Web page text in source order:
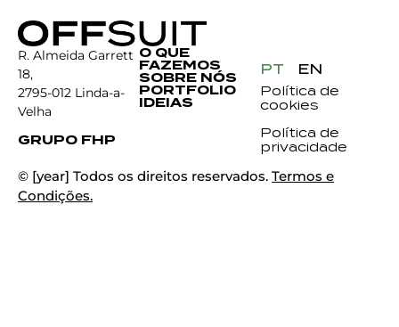
R. Almeida Garrett
18,
2795-012 Linda-a-
Velha
GRUPO FHP
O QUE
FAZEMOS
SOBRE NÓS
PORTFOLIO
IDEIAS
PT EN
Política de
cookies
Política de
privacidade
© [year] Todos os direitos reservados. Termos e
Condições.